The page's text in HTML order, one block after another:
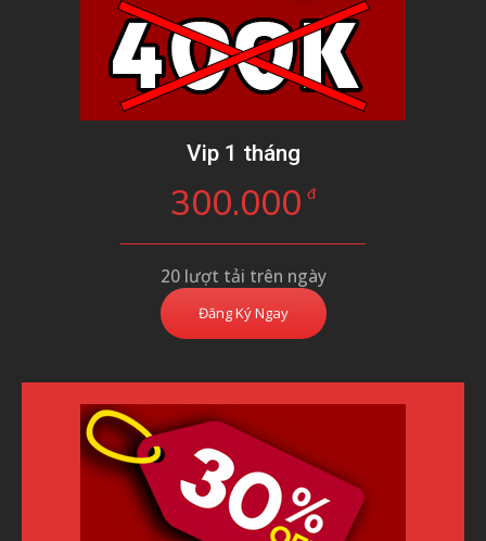
Vip 1 tháng
300.000 đ
20 lượt tải trên ngày
Đăng Ký Ngay